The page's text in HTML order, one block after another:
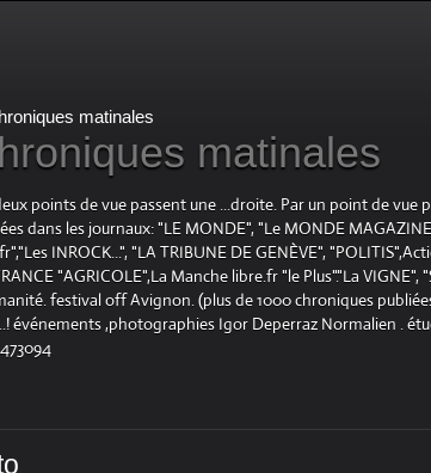
matinales
points de vue passent une ...droite. Par un point de
dans les journaux: "LE MONDE", "Le MONDE
INROCK...", "LA TRIBUNE DE GENÈVE",
"AGRICOLE",La Manche libre.fr "le Plus"."La
festival off Avignon. (plus de 1000 chroniques
événements ,photographies Igor Deperraz Normalien .